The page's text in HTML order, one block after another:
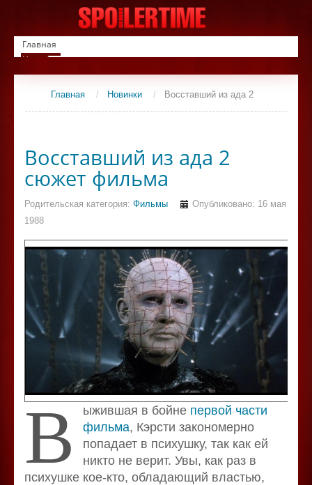
Главная
Новинки
Список фильмов
СериалыГлавная / Новинки / Восставший из ада 2
Восставший из ада 2
сюжет фильма
Родительская категория: Фильмы
Опубликовано: 16 мая
1988
В ыжившая в бойне первой части
фильма, Кэрсти закономерно
попадает в психушку, так как ей
никто не верит. Увы, как раз в
психушке кое-кто, обладающий властью,